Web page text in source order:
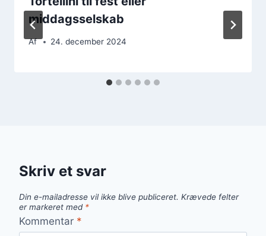
middagsselskab
Af 24. december 2024
Skriv et svar
Din e-mailadresse vil ikke blive publiceret. Krævede felter
er markeret med *
Kommentar *